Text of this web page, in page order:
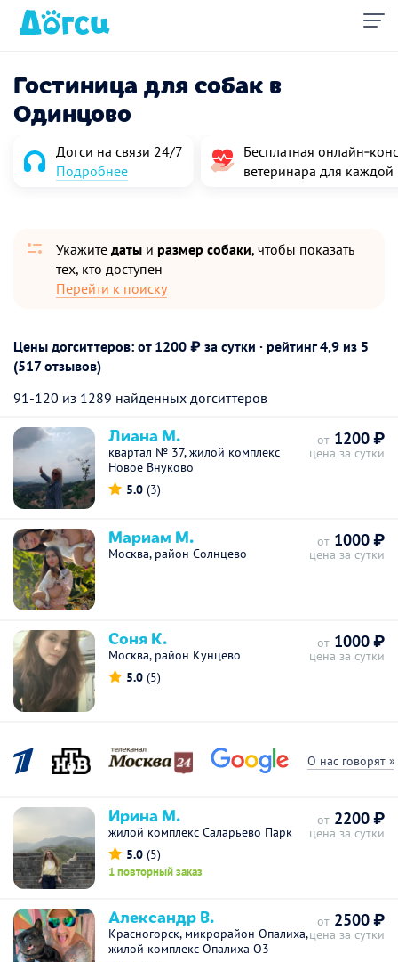
Гостиница для собак в
Одинцово
Догси на связи 24/7
Подробнее
Бесплатная
ветеринара для
Укажите даты и размер собаки, чтобы показать
тех, кто доступен
Перейти к поиску
Цены догситтеров: от 1200 ₽ за сутки · рейтинг4,9 из 5
(517 отзывов)
91-120 из 1289 найденных догситтеров
Лиана М.
квартал № 37, жилой комплекс
Новое Внуково
5.0 (3)
от 1200 ₽
цена за сутки
Мариам М.
Москва, район Солнцево
от 1000 ₽
цена за сутки
Соня К.
Москва, район Кунцево
5.0 (5)
от 1000 ₽
цена за сутки
О нас говорят »
Ирина М.
жилой комплекс Саларьево Парк
5.0 (5)
1 повторный заказ
от 2200 ₽
цена за сутки
Александр В.
Красногорск, микрорайон Опалиха,
жилой комплекс Опалиха О3
от 2500 ₽
цена за сутки